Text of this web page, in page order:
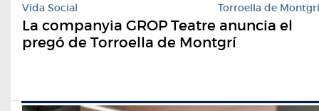
Vida Social Torroella de Montgrí
La companyia GROP Teatre anuncia el
pregó de Torroella de Montgrí